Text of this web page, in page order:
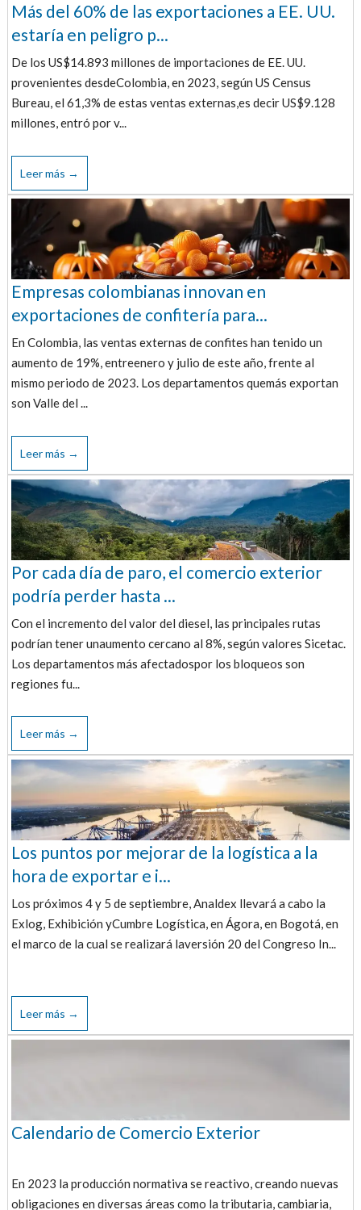
Más del 60% de las exportaciones a EE. UU.
estaría en peligro p...
De los US$14.893 millones de importaciones de EE. UU.
provenientes desdeColombia, en 2023, según US Census
Bureau, el 61,3% de estas ventas externas,es decir US$9.128
millones, entró por v...
Leer más →
Empresas colombianas innovan en
exportaciones de confitería para...
En Colombia, las ventas externas de confites han tenido un
aumento de 19%, entreenero y julio de este año, frente al
mismo periodo de 2023. Los departamentos quemás exportan
son Valle del ...
Leer más →
Por cada día de paro, el comercio exterior
podría perder hasta ...
Con el incremento del valor del diesel, las principales rutas
podrían tener unaumento cercano al 8%, según valores Sicetac.
Los departamentos más afectadospor los bloqueos son
regiones fu...
Leer más →
Los puntos por mejorar de la logística a la
hora de exportar e i...
Los próximos 4 y 5 de septiembre, Analdex llevará a cabo la
Exlog, Exhibición yCumbre Logística, en Ágora, en Bogotá, en
el marco de la cual se realizará laversión 20 del Congreso In...
Leer más →
Calendario de Comercio Exterior
En 2023 la producción normativa se reactivo, creando nuevas
obligaciones en diversas áreas como la tributaria, cambiaria,